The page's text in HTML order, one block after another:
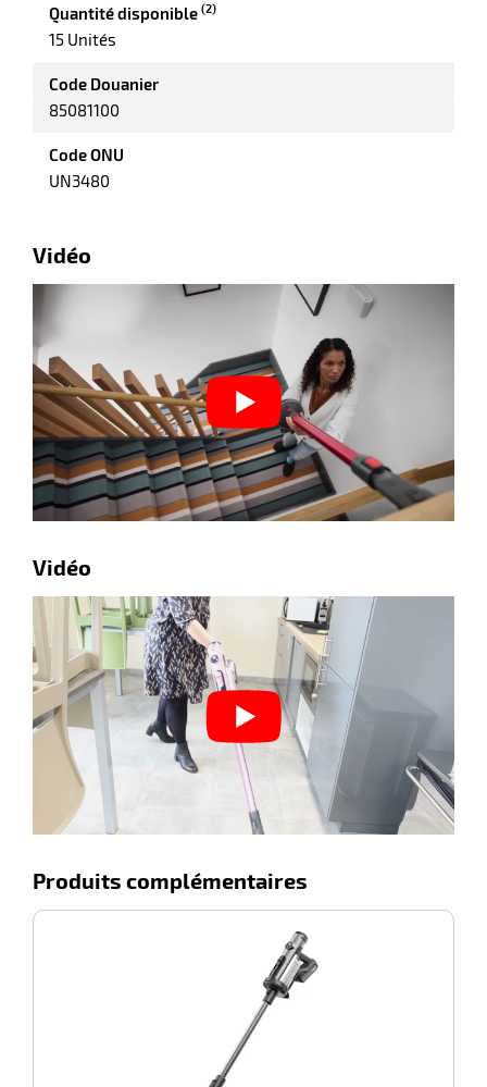
Quantité disponible (2)
15 Unités
Code Douanier
85081100
Code ONU
UN3480
Vidéo
Vidéo
Produits complémentaires